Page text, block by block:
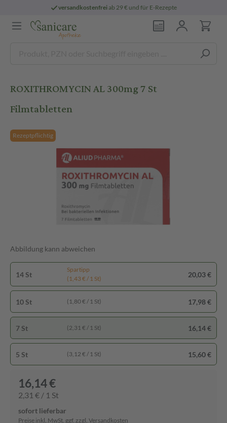
versandkostenfreiab 29 € und für E-Rezepte
ROXITHROMYCIN AL 300mg 7 St
Filmtabletten
Rezeptpflichtig
Abbildung kann abweichen
14 St
Spartipp
(1,43 € / 1 St)
20,03 €
10 St (1,80 € / 1 St) 17,98 €
7 St (2,31 € / 1 St) 16,14 €
5 St (3,12 € / 1 St) 15,60 €
16,14 €
2,31 € / 1 St
sofort lieferbar
Preise inkl. MwSt. ggf. zzgl. Versandkosten